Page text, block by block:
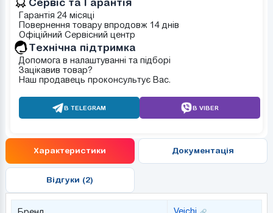
Гарантія 24 місяці
Повернення товару впродовж 14 днів
Офіційний Сервісний центр
Tехнічна підтримка
Допомога в налаштуванні та підборі
Зацікавив товар?
Наш продавець проконсультує Вас.
В TELEGRAM В VIBER
Характеристики Документація
Відгуки (2)